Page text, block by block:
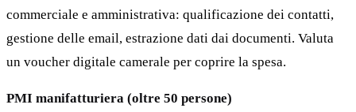
commerciale e amministrativa: qualificazione dei contatti,
gestione delle email, estrazione dati dai documenti. Valuta
un voucher digitale camerale per coprire la spesa.
PMI manifatturiera (oltre 50 persone)